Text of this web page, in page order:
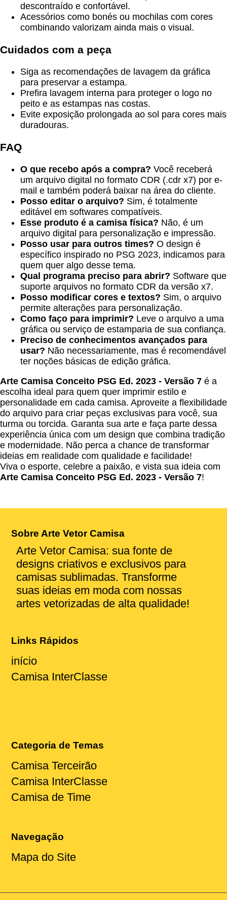
descontraído e confortável.
Acessórios como bonés ou mochilas com cores
combinando valorizam ainda mais o visual.
Cuidados com a peça
Siga as recomendações de lavagem da gráfica
para preservar a estampa.
Prefira lavagem interna para proteger o logo no
peito e as estampas nas costas.
Evite exposição prolongada ao sol para cores mais
duradouras.
FAQ
O que recebo após a compra? Você receberá
um arquivo digital no formato CDR (.cdr x7) por e-
mail e também poderá baixar na área do cliente.
Posso editar o arquivo? Sim, é totalmente
editável em softwares compatíveis.
Esse produto é a camisa física? Não, é um
arquivo digital para personalização e impressão.
Posso usar para outros times? O design é
específico inspirado no PSG 2023, indicamos para
quem quer algo desse tema.
Qual programa preciso para abrir? Software que
suporte arquivos no formato CDR da versão x7.
Posso modificar cores e textos? Sim, o arquivo
permite alterações para personalização.
Como faço para imprimir? Leve o arquivo a uma
gráfica ou serviço de estamparia de sua confiança.
Preciso de conhecimentos avançados para
usar? Não necessariamente, mas é recomendável
ter noções básicas de edição gráfica.
Arte Camisa Conceito PSG Ed. 2023 - Versão 7 é a
escolha ideal para quem quer imprimir estilo e
personalidade em cada camisa. Aproveite a flexibilidade
do arquivo para criar peças exclusivas para você, sua
turma ou torcida. Garanta sua arte e faça parte dessa
experiência única com um design que combina tradição
e modernidade. Não perca a chance de transformar
ideias em realidade com qualidade e facilidade!
Viva o esporte, celebre a paixão, e vista sua ideia com
Arte Camisa Conceito PSG Ed. 2023 - Versão 7!
Sobre Arte Vetor Camisa
Arte Vetor Camisa: sua fonte de
designs criativos e exclusivos para
camisas sublimadas. Transforme
suas ideias em moda com nossas
artes vetorizadas de alta qualidade!
Links Rápidos
início
Camisa InterClasse
Categoria de Temas
Camisa Terceirão
Camisa InterClasse
Camisa de Time
Navegação
Mapa do Site